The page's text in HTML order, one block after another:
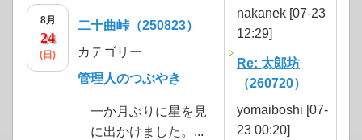
8月
24
(日)
二十曲峠（250823）
カテゴリー
管理人のつぶやき
一か月ぶりに星を見
に出かけました。...
nakanek [07-23
12:29]
Re: 太郎坊
（260720）
yomaiboshi [07-
23 00:20]